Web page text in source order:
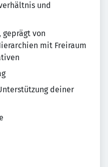
und
von
mit Freiraum
deiner